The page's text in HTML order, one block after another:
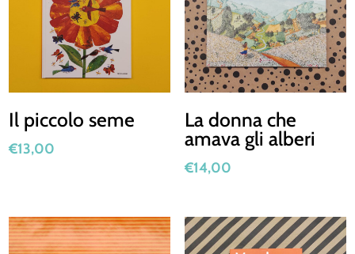
Il piccolo seme
€13,00
La donna che
amava gli alberi
€14,00